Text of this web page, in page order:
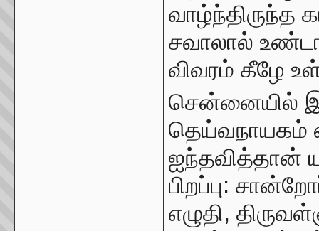
வாழ்ந்திருந்த
சவாலால்
விவரம் கீழே
சென்னையில்
தெய்வநாயகம்
ஐந்தவித்தான்
பிறப்பு:
எழுதி,